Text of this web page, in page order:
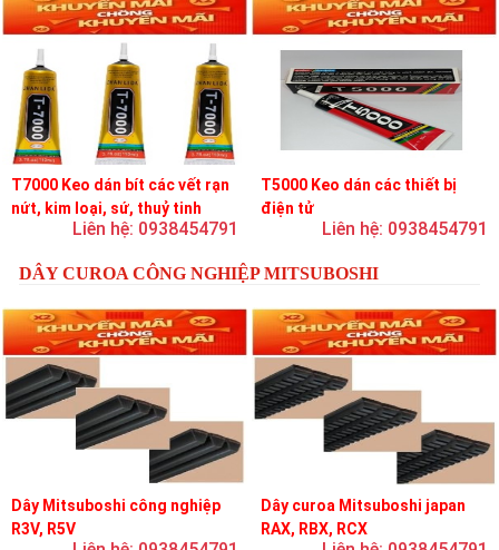
T7000 Keo dán bít các vết rạn
nứt, kim loại, sứ, thuỷ tinh
Liên hệ: 0938454791
T5000 Keo dán các thiết bị
điện tử
Liên hệ: 0938454791
DÂY CUROA CÔNG NGHIỆP MITSUBOSHI
Dây Mitsuboshi công nghiệp
R3V, R5V
Dây curoa Mitsuboshi japan
RAX, RBX, RCX